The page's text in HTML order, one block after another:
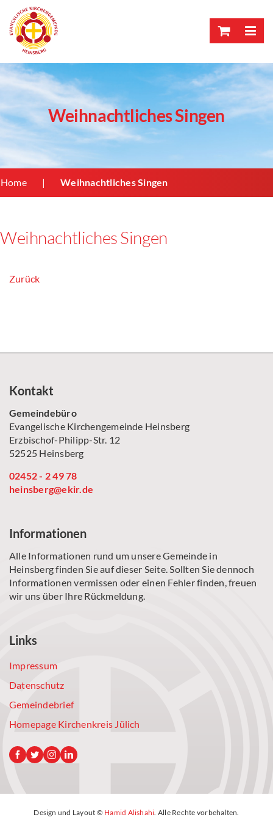
content
Weihnachtliches Singen
Home Weihnachtliches Singen
Weihnachtliches Singen
Zurück
Kontakt
Gemeindebüro
Evangelische Kirchengemeinde Heinsberg
Erzbischof-Philipp-Str. 12
52525 Heinsberg
02452 - 2 49 78
heinsberg@ekir.de
Informationen
Alle Informationen rund um unsere Gemeinde in
Heinsberg finden Sie auf dieser Seite. Sollten Sie dennoch
Informationen vermissen oder einen Fehler finden, freuen
wir uns über Ihre Rückmeldung.
Links
Impressum
Datenschutz
Gemeindebrief
Homepage Kirchenkreis Jülich
Design und Layout © Hamid Alishahi. Alle Rechte vorbehalten.